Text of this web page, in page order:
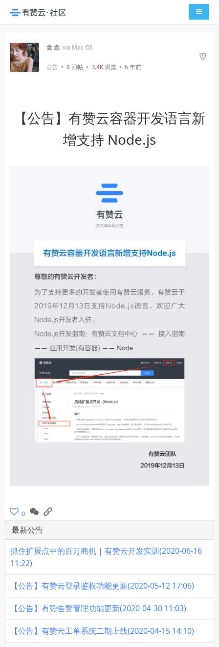
导航切
念 念.via Mac OS
公告 • 0 回帖 • 3.4K浏览 • 6 年前
【公告】有赞云容器开发语言新
增支持 Node.js
0
最新公告
抓住扩展点中的百万商机 | 有赞云开发实训(2020-06-16
11:22)
【公告】有赞云登录鉴权功能更新(2020-05-12 17:06)
【公告】有赞告警管理功能更新(2020-04-30 11:03)
【公告】有赞云工单系统二期上线(2020-04-15 14:10)